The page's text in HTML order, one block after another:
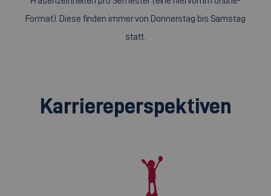
Format). Diese finden immer von Donnerstag bis Samstag
statt.
Karriereperspektiven